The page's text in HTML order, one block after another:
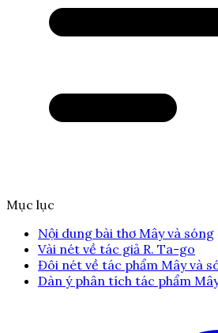
Mục lục
Nội dung bài thơ Mây và sóng
Vài nét về tác giả R. Ta-go
Đôi nét về tác phẩm Mây và
Dàn ý phân tích tác phẩm